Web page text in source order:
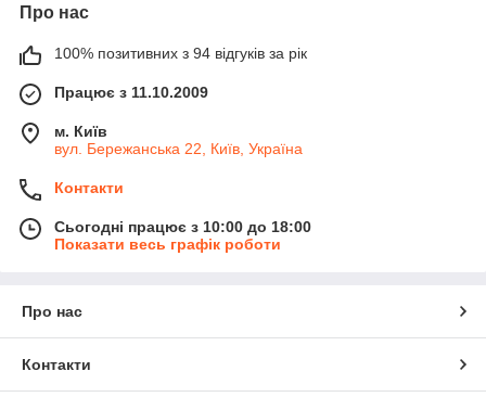
Про нас
100% позитивних з 94 відгуків за рік
Працює з 11.10.2009
м. Київ
вул. Бережанська 22, Київ, Україна
Контакти
Сьогодні працює з 10:00 до 18:00
Показати весь графік роботи
Про нас
Контакти